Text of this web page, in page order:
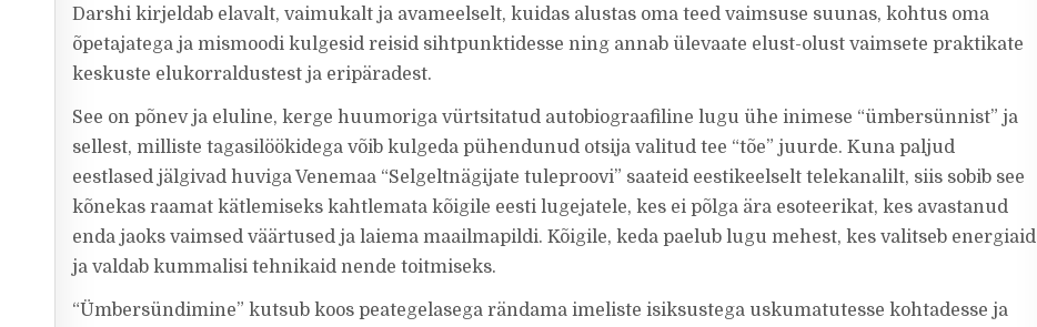
Darshi kirjeldab elavalt, vaimukalt ja avameelselt, kuidas alustas oma teed vaimsuse suunas, kohtus oma
õpetajatega ja mismoodi kulgesid reisid sihtpunktidesse ning annab ülevaate elust-olust vaimsete praktikate
keskuste elukorraldustest ja eripäradest.
See on põnev ja eluline, kerge huumoriga vürtsitatud autobiograafiline lugu ühe inimese “ümbersünnist” ja
sellest, milliste tagasilöökidega võib kulgeda pühendunud otsija valitud tee “tõe” juurde. Kuna paljud
eestlased jälgivad huviga Venemaa “Selgeltnägijate tuleproovi” saateid eestikeelselt telekanalilt, siis sobib see
kõnekas raamat kätlemiseks kahtlemata kõigile eesti lugejatele, kes ei põlga ära esoteerikat, kes avastanud
enda jaoks vaimsed väärtused ja laiema maailmapildi. Kõigile, keda paelub lugu mehest, kes valitseb energiaid
ja valdab kummalisi tehnikaid nende toitmiseks.
“Ümbersündimine” kutsub koos peategelasega rändama imeliste isiksustega uskumatutesse kohtadesse ja